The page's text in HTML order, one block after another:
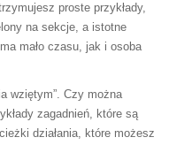
proste przykłady,
na sekcje, a istotne
mało czasu, jak i osoba
wziętym”. Czy można
zagadnień, które są
działania, które możesz